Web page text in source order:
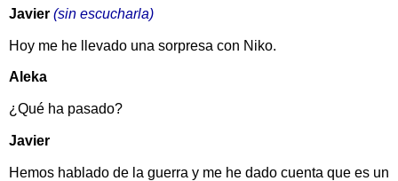
Javier (sin escucharla)
Hoy me he llevado una sorpresa con Niko.
Aleka
¿Qué ha pasado?
Javier
Hemos hablado de la guerra y me he dado cuenta que es un